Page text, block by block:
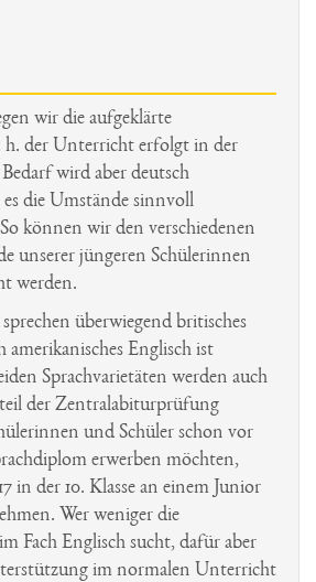
wir die aufgeklärte
h. der Unterricht erfolgt in der
wird aber deutsch
die Umstände sinnvoll
können wir den verschiedenen
unserer jüngeren Schülerinnen
werden.
überwiegend britisches
amerikanisches Englisch ist
Sprachvarietäten werden auch
der Zentralabiturprüfung
und Schüler schon vor
erwerben möchten,
in der 10. Klasse an einem Junior
Wer weniger die
Fach Englisch sucht, dafür aber
im normalen Unterricht